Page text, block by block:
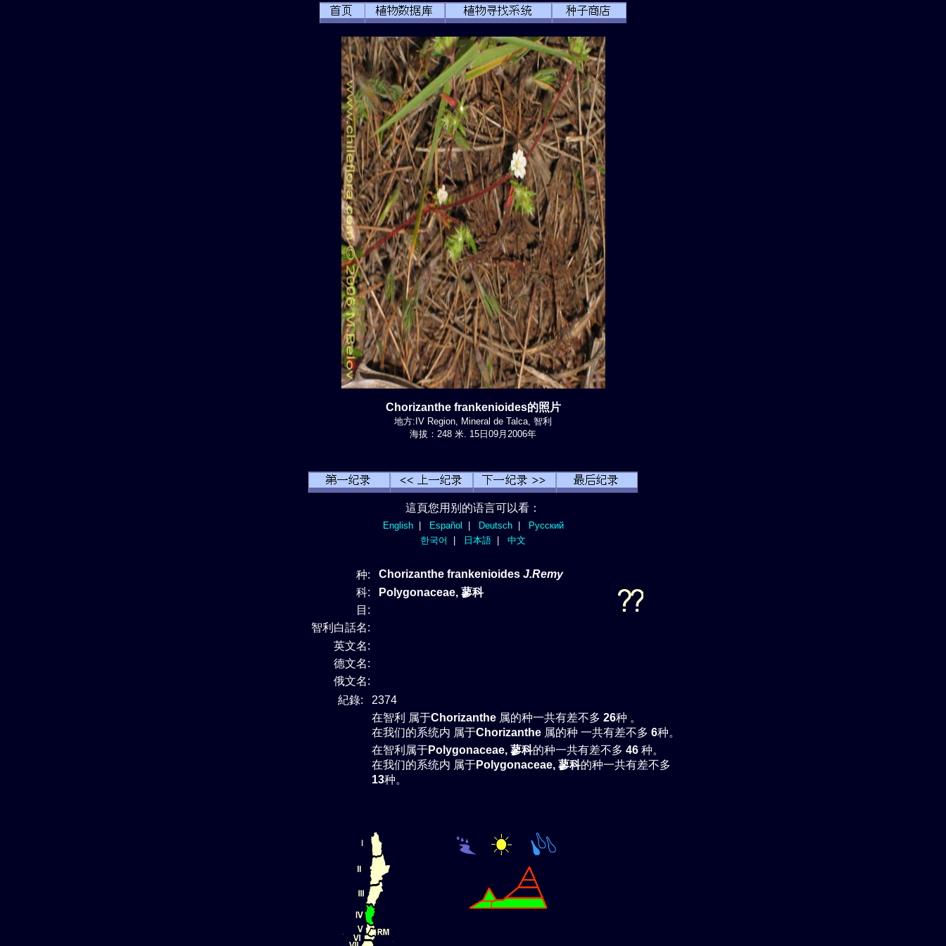
Chorizanthe frankenioides的照片
地方:IV Region, Mineral de Talca, 智利
海拔：248 米. 15日09月2006年
這頁您用别的语言可以看：
English| Español Deutsch|
Русский
한국어
日本語 中文
种: Chorizanthe frankenioides J.Remy
科:
Polygonaceae, 蓼科
目:
智利白話名:
英文名:
德文名:
俄文名:
紀錄:
2374
在智利 属于Chorizanthe 属的种一共有差不多 26种 。
在我们的系统内 属于Chorizanthe 属的种 一共有差不多 6种。
在智利属于Polygonaceae, 蓼科的种一共有差不多 46 种。
在我们的系统内 属于Polygonaceae, 蓼科的种一共有差不多
13种。